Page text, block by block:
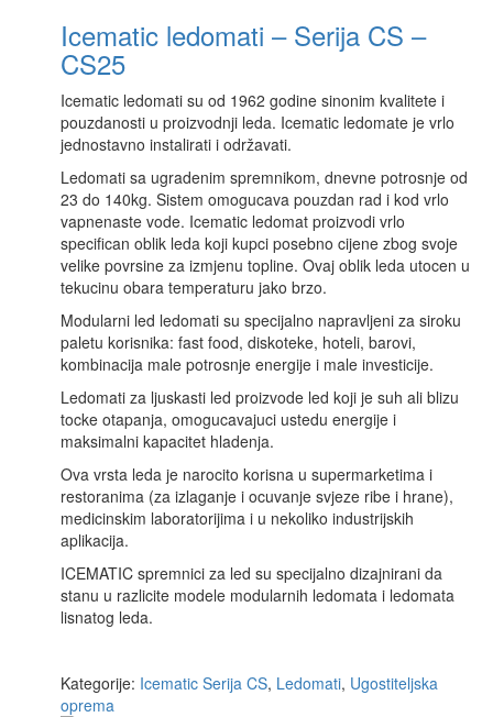
Icematic ledomati – Serija CS –
CS25
Icematic ledomati su od 1962 godine sinonim kvalitete i
pouzdanosti u proizvodnji leda. Icematic ledomate je vrlo
jednostavno instalirati i održavati.
Ledomati sa ugradenim spremnikom, dnevne potrosnje od
23 do 140kg. Sistem omogucava pouzdan rad i kod vrlo
vapnenaste vode. Icematic ledomat proizvodi vrlo
specifican oblik leda koji kupci posebno cijene zbog svoje
velike povrsine za izmjenu topline. Ovaj oblik leda utocen u
tekucinu obara temperaturu jako brzo.
Modularni led ledomati su specijalno napravljeni za siroku
paletu korisnika: fast food, diskoteke, hoteli, barovi,
kombinacija male potrosnje energije i male investicije.
Ledomati za ljuskasti led proizvode led koji je suh ali blizu
tocke otapanja, omogucavajuci ustedu energije i
maksimalni kapacitet hladenja.
Ova vrsta leda je narocito korisna u supermarketima i
restoranima (za izlaganje i ocuvanje svjeze ribe i hrane),
medicinskim laboratorijima i u nekoliko industrijskih
aplikacija.
ICEMATIC spremnici za led su specijalno dizajnirani da
stanu u razlicite modele modularnih ledomata i ledomata
lisnatog leda.
Kategorije: Icematic Serija CS, Ledomati, Ugostiteljska
oprema